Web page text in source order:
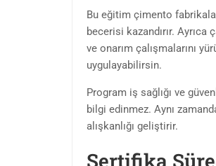
Bu eğitim çimento
becerisi kazandırır.
ve onarım çalışmalarını
uygulayabilirsin.
Program iş sağlığı ve
bilgi edinmez. Aynı
alışkanlığı geliştirir.
Sertifika